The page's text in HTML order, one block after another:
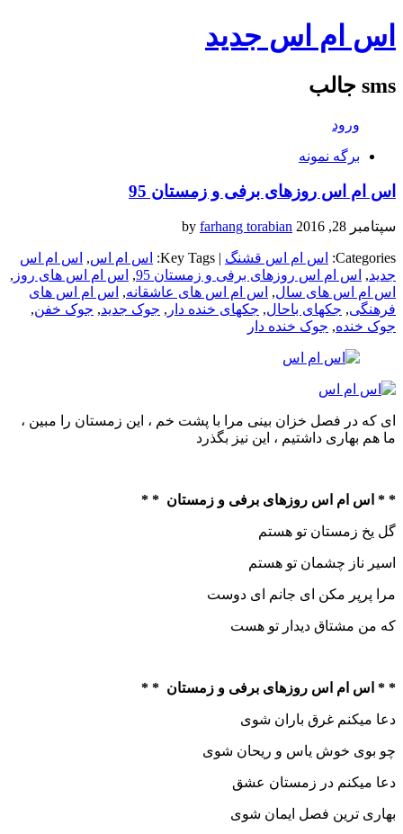
اس ام اس جدید
sms جالب
ورود
برگه نمونه
اس ام اس روزهای برفی و زمستان 95
سپتامبر 28, 2016 farhang torabian
Categories: اس ام اس قشنگ | Key Tags: اس ام اس, اس ام اس
جدید, اس ام اس روزهای برفی و زمستان 95 , اس ام اس های روز ,
اس ام اس های سال, اس ام اس های عاشقانه, اس ام اس های
فرهنگی, جکهای باحال, جکهای خنده دار , جوک جدید, جوک خفن,
جوک خنده, جوک خنده دار
ای که در فصل خزان بینی مرا با پشت خم ، این زمستان را مبین ،
ما هم بهاری داشتیم ، این نیز بگذرد
* * اس ام اس روزهای برفی و زمستان * *
گل یخ زمستان تو هستم
اسیر ناز چشمان تو هستم
مرا پرپر مکن ای جانم ای دوست
که من مشتاق دیدار تو هست
* * اس ام اس روزهای برفی و زمستان * *
دعا میکنم غرق باران شوی
چو بوی خوش یاس و ریحان شوی
دعا میکنم در زمستان عشق
بهاری ترین فصل ایمان شوی